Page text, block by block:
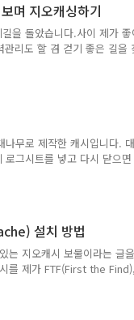
템에서 추천하는 생태탐방
. 한마디로 따로따로 움직
시스템 문제도 아니고 제가
며 지오캐싱하기
을 돌았습니다.사이 제가
리도 할 겸 걷기 좋은 길을
걷기좋은 길 사이트를 많
있겠지만, 제주 올레길이 붐
리해서 서비스한다면 꽤 괜
시에서 설치한 길입니다. 현
레까지 총 63km 를 설치할
나무로 제작한 캐시입니다.
그시트를 넣고 다시 닫으
청역에 있는 당산근린공원에
얼마 지나지 않았지만, 그
워넣는 방법 정도가 최선이
기기 - 위장과 은폐에서 쓴
이지만, 머글들은 알아채지
설치 방법
는 지오캐시 보물이라는
를 제가 FTF(First the
어렵지 않게 설치할 수 있
낙성대 나이트캐시